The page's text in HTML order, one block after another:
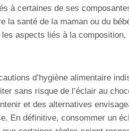
à certaines de ses
la santé de la maman ou du
aspects liés à la composition,
d’hygiène alimentaire
sans risque de l’éclair au
et des alternatives
En définitive, consommer un